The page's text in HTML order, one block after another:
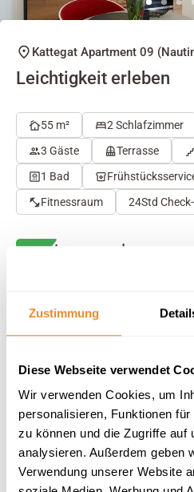
Zustimmung
Diese Webseite verwendet
Wir verwenden Cookies, um
personalisieren, Funktionen
zu können und die Zugriffe auf
analysieren. Außerdem geben
Verwendung unserer Website
Kattegat Apartment 09
Leichtigkeit erleben
55 m² 2 Schlafzimmer
3 Gäste
Terrasse
1 Bad
Fitnessraum
24Std
Herausragend
Ausstattung
16 Bewertungen